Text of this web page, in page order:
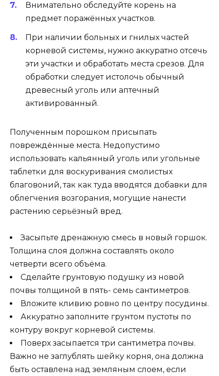
Внимательно обследуйте корень на
предмет поражённых участков.
При наличии больных и гнилых частей
корневой системы, нужно аккуратно отсечь
эти участки и обработать места срезов. Для
обработки следует истолочь обычный
древесный уголь или аптечный
активированный.
Полученным порошком присыпать
повреждённые места. Недопустимо
использовать кальянный уголь или угольные
таблетки для воскуривания смолистых
благовоний, так как туда вводятся добавки для
облегчения возгорания, могущие нанести
растению серьёзный вред.
Засыпьте дренажную смесь в новый горшок.
Толщина слоя должна составлять около
четверти всего объёма.
Сделайте грунтовую подушку из новой
почвы толщиной в пять- семь сантиметров.
Вложите кливию ровно по центру посудины.
Аккуратно заполните грунтом пустоты по
контуру вокруг корневой системы.
Поверх засыпается три сантиметра почвы.
Важно не заглублять шейку корня, она должна
быть оставлена над земляным слоем, если